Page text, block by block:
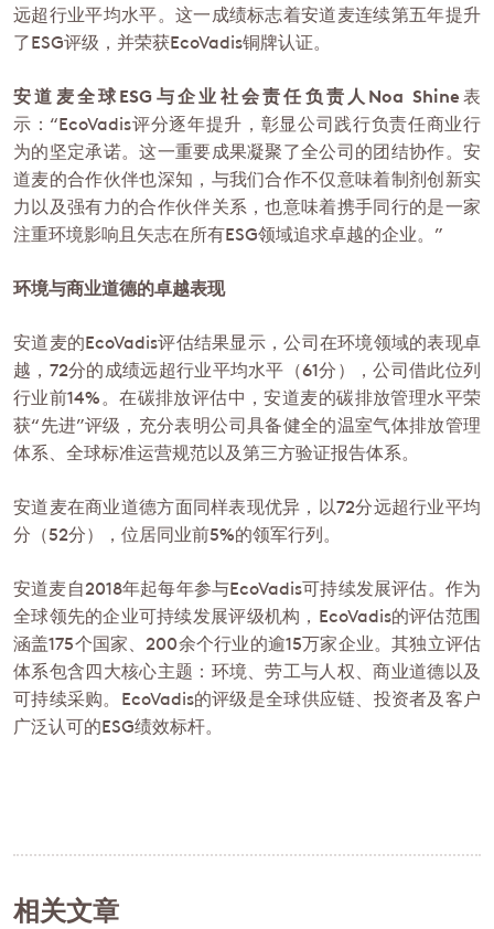
远超行业平均水平。这一成绩标志着安道麦连续第五年提升
了ESG评级，并荣获EcoVadis铜牌认证。
安道麦全球ESG与企业社会责任负责人Noa Shine表
示：“EcoVadis评分逐年提升，彰显公司践行负责任商业行
为的坚定承诺。这一重要成果凝聚了全公司的团结协作。安
道麦的合作伙伴也深知，与我们合作不仅意味着制剂创新实
力以及强有力的合作伙伴关系，也意味着携手同行的是一家
注重环境影响且矢志在所有ESG领域追求卓越的企业。”
环境与商业道德的卓越表现
安道麦的EcoVadis评估结果显示，公司在环境领域的表现卓
越，72分的成绩远超行业平均水平（61分），公司借此位列
行业前14%。在碳排放评估中，安道麦的碳排放管理水平荣
获“先进”评级，充分表明公司具备健全的温室气体排放管理
体系、全球标准运营规范以及第三方验证报告体系。
安道麦在商业道德方面同样表现优异，以72分远超行业平均
分（52分），位居同业前5%的领军行列。
安道麦自2018年起每年参与EcoVadis可持续发展评估。作为
全球领先的企业可持续发展评级机构，EcoVadis的评估范围
涵盖175个国家、200余个行业的逾15万家企业。其独立评估
体系包含四大核心主题：环境、劳工与人权、商业道德以及
可持续采购。EcoVadis的评级是全球供应链、投资者及客户
广泛认可的ESG绩效标杆。
相关文章